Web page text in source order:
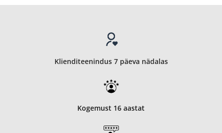
Klienditeenindus 7 päeva nädalas
Kogemust 16 aastat